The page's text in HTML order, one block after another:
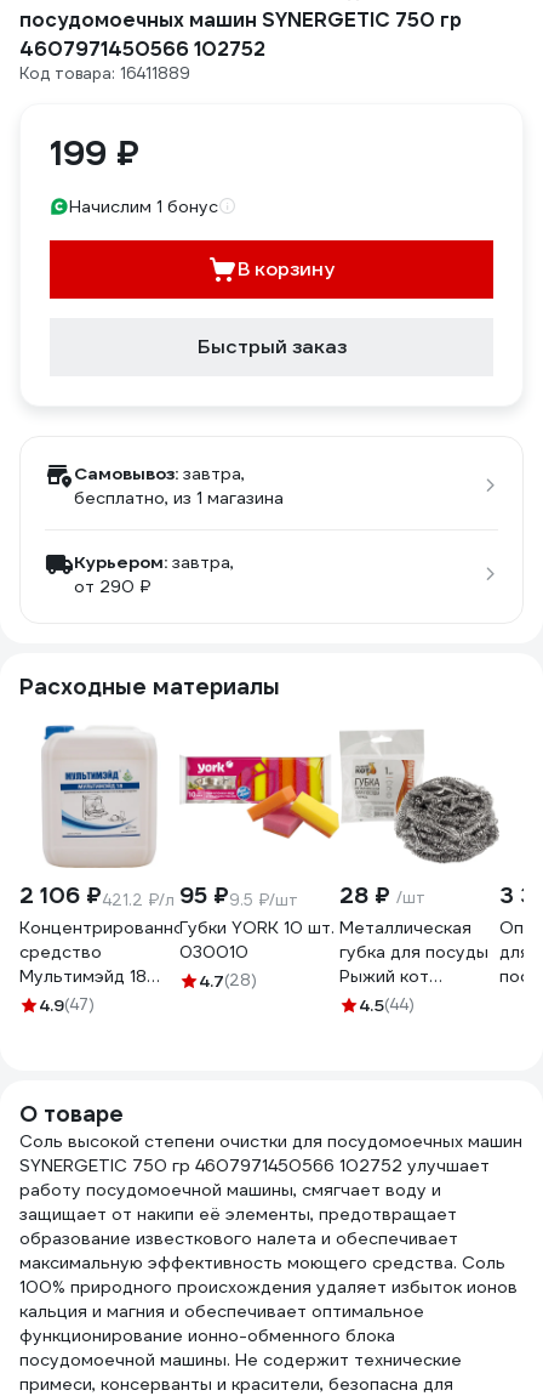
посудомоечных машин SYNERGETIC 750 гр
4607971450566 102752
Код товара: 16411889
199 ₽
Начислим 1 бонус
В корзину
Быстрый заказ
Самовывоз: завтра,
бесплатно, из 1 магазина
Курьером: завтра,
от 290 ₽
Расходные материалы
2 106 ₽421.2 ₽/л
Концентрированное
средство
Мультимэйд 18
для4.9(47)
95 ₽9.5 ₽/шт
Губки YORK 10 шт.
030010
4.7(28)
28 ₽ /шт
Металлическая
губка для посуды
Рыжий кот
спираль, вес 12 гр,
4.5(44)
3
для
О товаре
Соль высокой степени очистки для посудомоечных машин
SYNERGETIC 750 гр 4607971450566 102752 улучшает
работу посудомоечной машины, смягчает воду и
защищает от накипи её элементы, предотвращает
образование известкового налета и обеспечивает
максимальную эффективность моющего средства. Соль
100% природного происхождения удаляет избыток ионов
кальция и магния и обеспечивает оптимальное
функционирование ионно-обменного блока
посудомоечной машины. Не содержит технические
примеси, консерванты и красители, безопасна для